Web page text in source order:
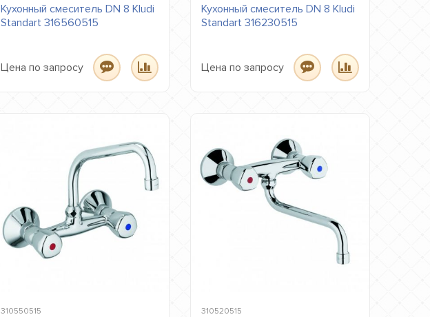
Кухонный смеситель DN 8 Kludi
Standart 316560515
Цена по запросу
Кухонный смеситель DN 8 Kludi
Standart 316230515
Цена по запросу
310550515 310520515